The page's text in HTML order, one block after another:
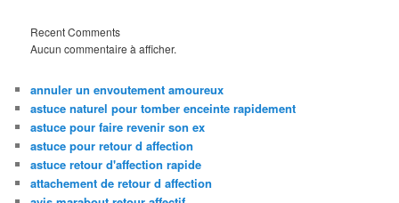
Recent Comments
Aucun commentaire à afficher.
annuler un envoutement amoureux
astuce naturel pour tomber enceinte rapidement
astuce pour faire revenir son ex
astuce pour retour d affection
astuce retour d'affection rapide
attachement de retour d affection